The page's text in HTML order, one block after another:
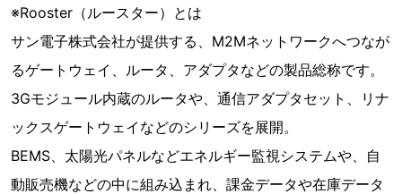
※Rooster（ルースター）とは
サン電子株式会社が提供する、M2Mネットワークへつなが
るゲートウェイ、ルータ、アダプタなどの製品総称です。
3Gモジュール内蔵のルータや、通信アダプタセット、リナ
ックスゲートウェイなどのシリーズを展開。
BEMS、太陽光パネルなどエネルギー監視システムや、自
動販売機などの中に組み込まれ、課金データや在庫データ